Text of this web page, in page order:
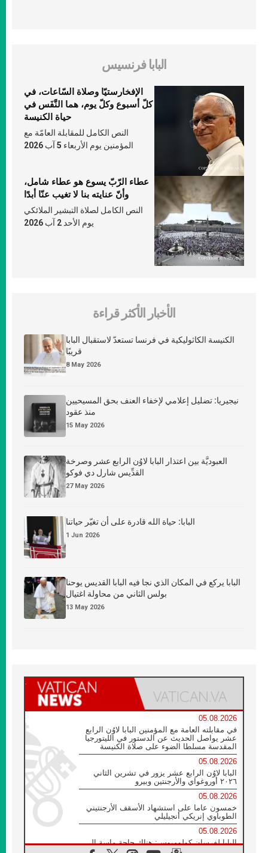
البابا فرنسيس
الإفخارستيّا وصلاة السّاعات، في
كلّ أسبوع وكلّ يوم، هما النَّفَس في
حياة الكنيسة
النص الكامل للمقابلة العامّة مع
المؤمنين يوم الأربعاء 5 آب 2026
عطاء الرّبّ يسوع هو عطاء شامل،
وأنّ عنايته بنا لا تغيب عنّا أبدًا
النص الكامل لصلاة التبشير الملائكي
يوم الأحد 2 آب 2026
الأخبار الأكثر قراءة
الكنيسة الكاثوليكية في فرنسا تستعدّ لاستقبال البابا
قريبًا
8 May 2026
نيجيريا: تضليل إعلامي لإخفاء العنف بحق المسيحيين
منذ عقود
15 May 2026
العبوديَّة بين اعتذار البابا لاوُن الرابع عشر وصرخة
القدِّيس شارل دي فوكو
27 May 2026
البابا: حياة الله قادرة على أن تغيّر حياتنا
1 Jun 2026
البابا يركع في المكان الذي نجا فيه البابا القديس يوحنا
بولس الثاني من محاولة اغتيال
13 May 2026
05.08.2026
في مقابلته العامة مع المؤمنين البابا لاوُن الرابع
عشر يواصل الحديث عن الدستور في الليتورجيا
المقدسة مسلطا الضوء على صلاة الكنيسة
05.08.2026
البابا لاوُن الرابع عشر يزور في تشرين الثاني
٢٠٢٦ أوروغواي والأرجنتين وبيرو
05.08.2026
خمسون عاما على استشهاد الأسقف الأرجنتيني
الطوباوي إنريكي أنجيليلي
05.08.2026
البابا لفرسان كولومبوس: هناك حاجة ماسة إلى
أنبياء تناغم يسعون إلى بناء الجسور